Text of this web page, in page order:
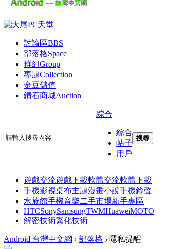
討論區BBS
部落格Space
群組Group
專題Collection
金豆儲值
鑽石商城Auction
綜合
綜合
帖子
用戶
搜尋
遊戲交流遊戲下載軟體交流軟體下載
手機影視桌布主題漫畫小說手機鈴聲
水族館手機音樂二手市場新手專區
HTCSonySamsungTWMHuaweiMOTO
解密技術繁化技術
Android 台灣中文網 › 部落格 › 隱私提醒